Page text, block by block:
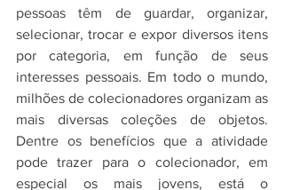
pessoas têm de guardar, organizar,
selecionar, trocar e expor diversos itens
por categoria, em função de seus
interesses pessoais. Em todo o mundo,
milhões de colecionadores organizam as
mais diversas coleções de objetos.
Dentre os benefícios que a atividade
pode trazer para o colecionador, em
especial os mais jovens, está o